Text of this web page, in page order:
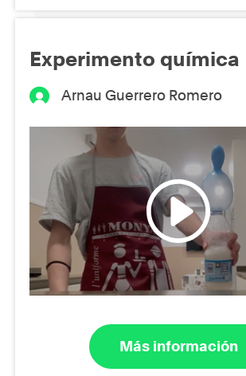
Experimento química
Arnau Guerrero Romero
Más información